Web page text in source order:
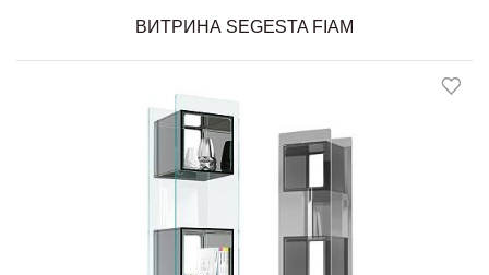
ВИТРИНА SEGESTA FIAM